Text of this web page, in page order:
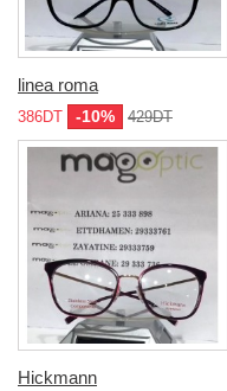
linea roma
386DT -10% 429DT
Hickmann